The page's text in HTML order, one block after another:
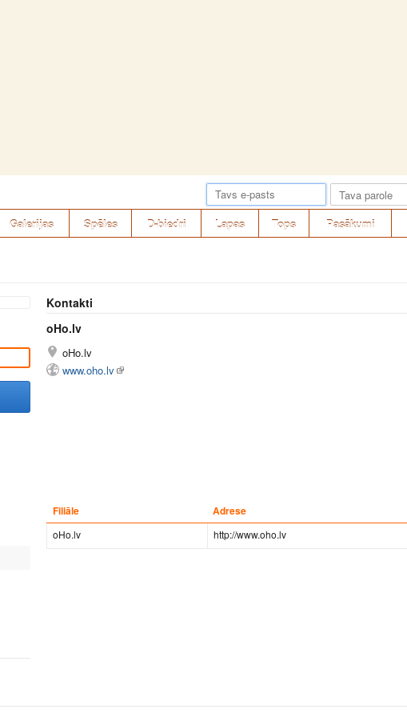
Galerijas Spēles D-biedri Lapas Tops Pasākumi
Kontakti
oHo.lv
oHo.lv
www.oho.lv
Filiāle Adrese
oHo.lv http://www.oho.lv